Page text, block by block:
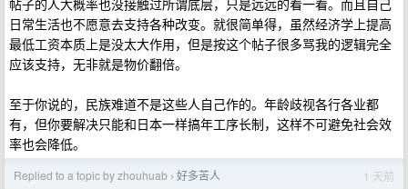
帖子的人大概率也没接触过所谓底层，只是远远的看一看。而且自己
日常生活也不愿意去支持各种改变。就很简单得，虽然经济学上提高
最低工资本质上是没太大作用，但是按这个帖子很多骂我的逻辑完全
应该支持，无非就是物价翻倍。
至于你说的，民族难道不是这些人自己作的。年龄歧视各行各业都
有，但你要解决只能和日本一样搞年工序长制，这样不可避免社会效
率也会降低。
Replied to a topic by zhouhuab › 好多苦人 1 天前